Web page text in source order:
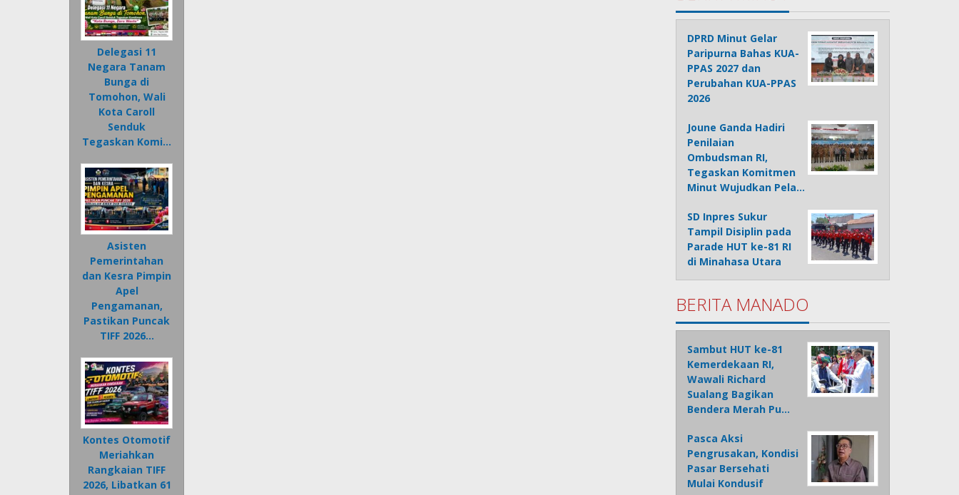
Delegasi 11
Negara Tanam
Bunga di
Tomohon, Wali
Kota Caroll
Senduk
Tegaskan Komi…
Asisten
Pemerintahan
dan Kesra Pimpin
Apel
Pengamanan,
Pastikan Puncak
TIFF 2026…
Kontes Otomotif
Meriahkan
Rangkaian TIFF
2026, Libatkan 61
DPRD Minut Gelar
Paripurna Bahas KUA-
PPAS 2027 dan
Perubahan KUA-PPAS
2026
Joune Ganda Hadiri
Penilaian
Ombudsman RI,
Tegaskan Komitmen
Minut Wujudkan Pela…
SD Inpres Sukur
Tampil Disiplin pada
Parade HUT ke-81 RI
di Minahasa Utara
BERITA MANADO
Sambut HUT ke-81
Kemerdekaan RI,
Wawali Richard
Sualang Bagikan
Bendera Merah Pu…
Pasca Aksi
Pengrusakan, Kondisi
Pasar Bersehati
Mulai Kondusif